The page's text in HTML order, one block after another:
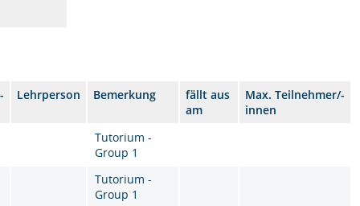
Lehrperson Bemerkung
fällt aus
am
Max. Teilnehmer/-
innen
Tutorium -
Group 1
Tutorium -
Group 1